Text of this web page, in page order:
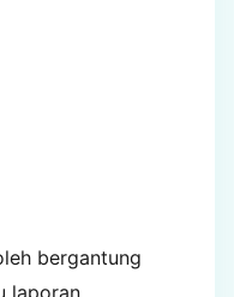
bergantung
laporan